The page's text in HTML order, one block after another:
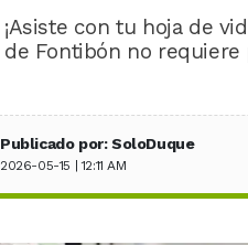
¡Asiste con tu hoja de
de Fontibón no requiere
Publicado por: SoloDuque
2026-05-15 | 12:11 AM